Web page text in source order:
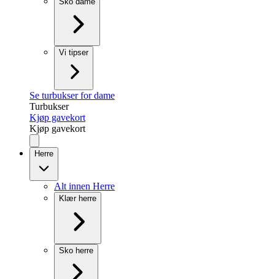
Vi tipser
Se turbukser for dame
Turbukser
Kjøp gavekort
Kjøp gavekort
Herre
Alt innen Herre
Klær herre
Sko herre